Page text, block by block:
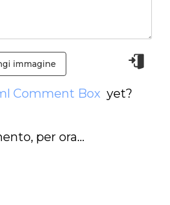
immagine
Comment Box yet?
per ora...